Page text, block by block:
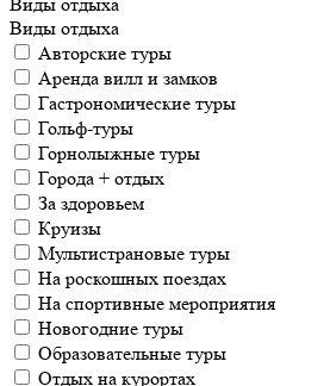
Виды отдыха
Авторские туры
Аренда вилл и замков
Гастрономические туры
Гольф-туры
Горнолыжные туры
Города + отдых
За здоровьем
Круизы
Мультистрановые туры
На роскошных поездах
На спортивные мероприятия
Новогодние туры
Образовательные туры
Отдых на курортах